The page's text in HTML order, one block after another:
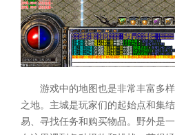
游戏中的地图也是非常丰富多
之地。主城是玩家们的起始点和集
易、寻找任务和购买物品。野外是